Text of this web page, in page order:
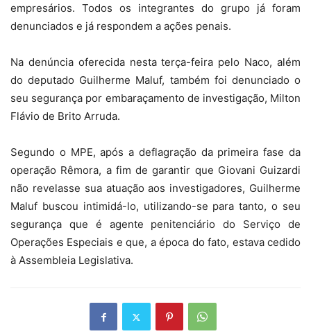
empresários. Todos os integrantes do grupo já foram
denunciados e já respondem a ações penais.
Na denúncia oferecida nesta terça-feira pelo Naco, além
do deputado Guilherme Maluf, também foi denunciado o
seu segurança por embaraçamento de investigação, Milton
Flávio de Brito Arruda.
Segundo o MPE, após a deflagração da primeira fase da
operação Rêmora, a fim de garantir que Giovani Guizardi
não revelasse sua atuação aos investigadores, Guilherme
Maluf buscou intimidá-lo, utilizando-se para tanto, o seu
segurança que é agente penitenciário do Serviço de
Operações Especiais e que, a época do fato, estava cedido
à Assembleia Legislativa.